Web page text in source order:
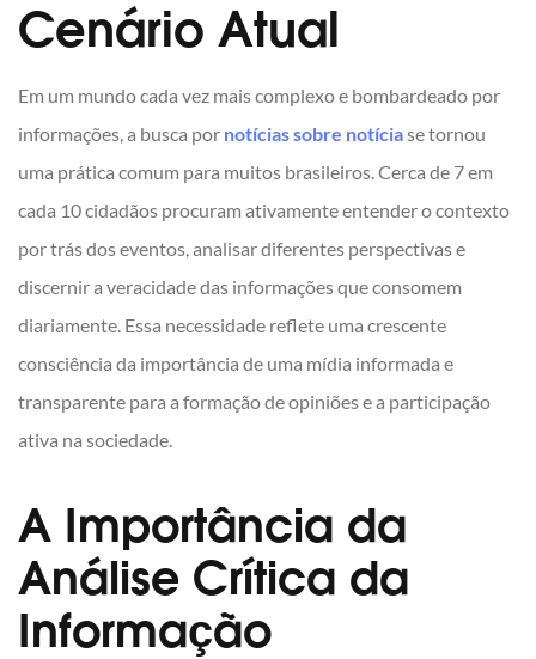
Cenário Atual
Em um mundo cada vez mais complexo e bombardeado por
informações, a busca por notícias sobre notíciase tornou
uma prática comum para muitos brasileiros. Cerca de 7 em
cada 10 cidadãos procuram ativamente entender o contexto
por trás dos eventos, analisar diferentes perspectivas e
discernir a veracidade das informações que consomem
diariamente. Essa necessidade reflete uma crescente
consciência da importância de uma mídia informada e
transparente para a formação de opiniões e a participação
ativa na sociedade.
A Importância da
Análise Crítica da
Informação